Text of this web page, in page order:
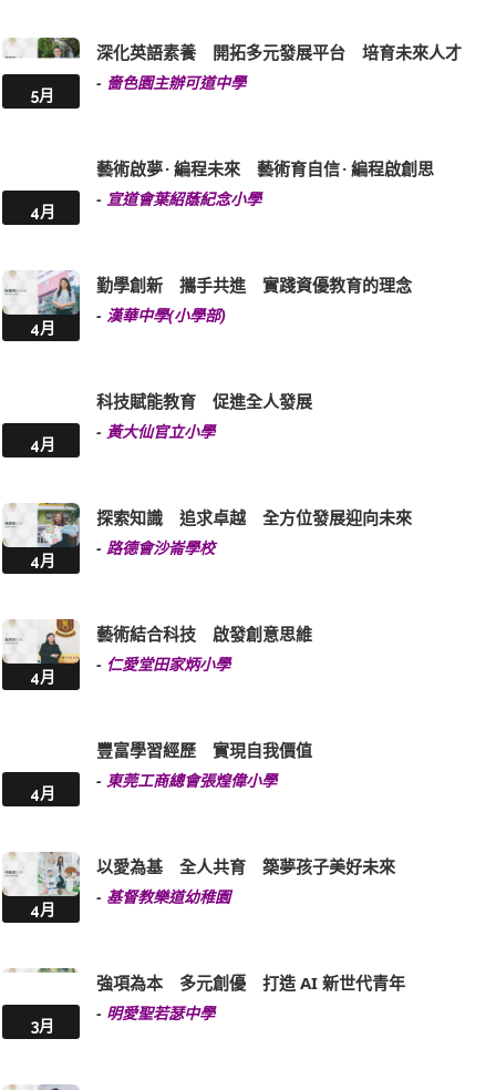
5月
深化英語素養 開拓多元發展平台 培育未來人才
- 嗇色園主辦可道中學
4月
藝術啟夢 · 編程未來 藝術育自信 · 編程啟創思
- 宣道會葉紹蔭紀念小學
4月
勤學創新 攜手共進 實踐資優教育的理念
- 漢華中學(小學部)
4月
科技賦能教育 促進全人發展
- 黃大仙官立小學
4月
探索知識 追求卓越 全方位發展迎向未來
- 路德會沙崙學校
4月
藝術結合科技 啟發創意思維
- 仁愛堂田家炳小學
4月
豐富學習經歷 實現自我價值
- 東莞工商總會張煌偉小學
4月
以愛為基 全人共育 築夢孩子美好未來
- 基督教樂道幼稚園
3月
強項為本 多元創優 打造 AI 新世代青年
- 明愛聖若瑟中學